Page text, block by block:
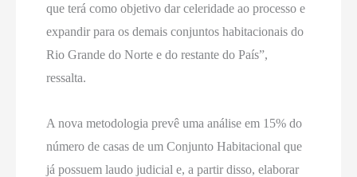
que terá como objetivo dar celeridade ao processo e
expandir para os demais conjuntos habitacionais do
Rio Grande do Norte e do restante do País”,
ressalta.
A nova metodologia prevê uma análise em 15% do
número de casas de um Conjunto Habitacional que
já possuem laudo judicial e, a partir disso, elaborar